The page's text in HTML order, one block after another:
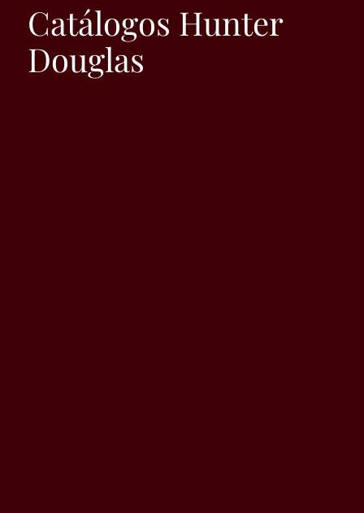
Catálogos Hunter
Douglas